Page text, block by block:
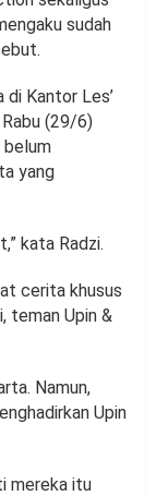
sudah
di Kantor Les’
(29/6)
belum
yang
kata Radzi.
cerita khusus
teman Upin &
Namun,
Upin
mereka itu